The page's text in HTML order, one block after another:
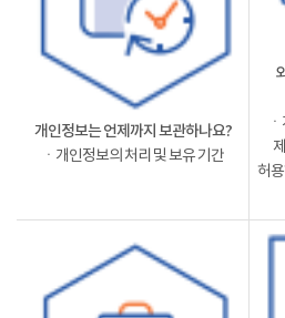
개인정보는 언제까지 보관하나요?
ㆍ개인정보의 처리 및 보유 기간
허